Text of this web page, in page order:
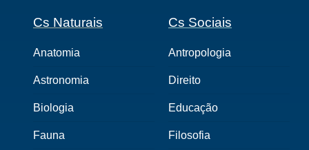
Cs Naturais
Anatomia
Astronomia
Biologia
Fauna
Cs Sociais
Antropologia
Direito
Educação
Filosofia